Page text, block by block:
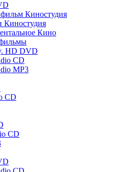
Киностудия
Киностудия
Кино
HD DVD
CD
MP3
CD
CD